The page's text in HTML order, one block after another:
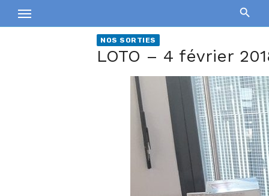
to
NOS SORTIES
LOTO – 4 février